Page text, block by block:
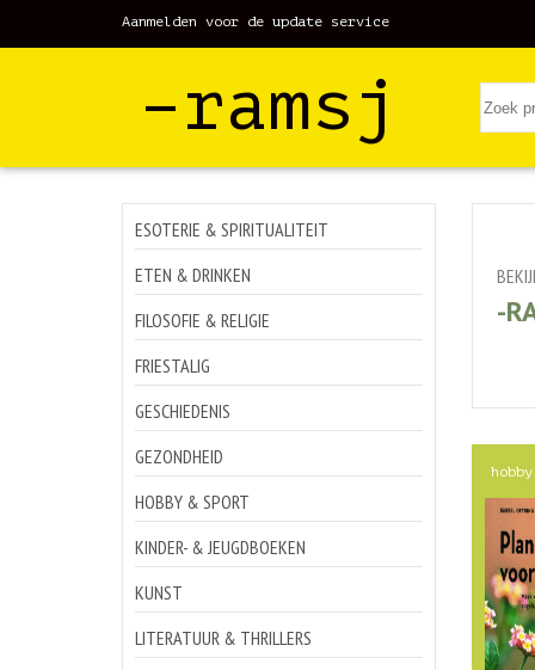
Aanmelden voor de update service
–ramsj
ESOTERIE & SPIRITUALITEIT
ETEN & DRINKEN
FILOSOFIE & RELIGIE
FRIESTALIG
GESCHIEDENIS
GEZONDHEID
HOBBY & SPORT
KINDER- & JEUGDBOEKEN
KUNST
LITERATUUR & THRILLERS
-